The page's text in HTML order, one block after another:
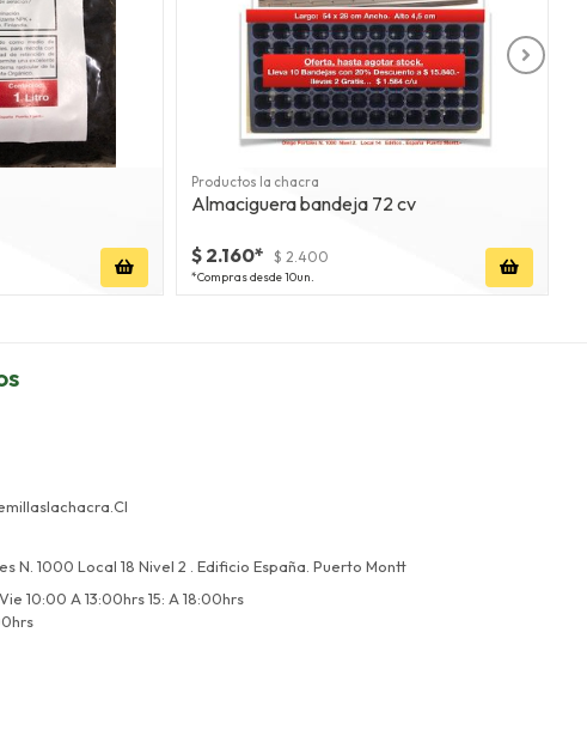
Productos la chacra
Almaciguera bandeja 72 cv
$ 2.160* $ 2.400
*Compras desde 10un.
N. 1000 Local 18 Nivel 2 . Edificio España. Puerto Montt
10:00 A 13:00hrs 15: A 18:00hrs